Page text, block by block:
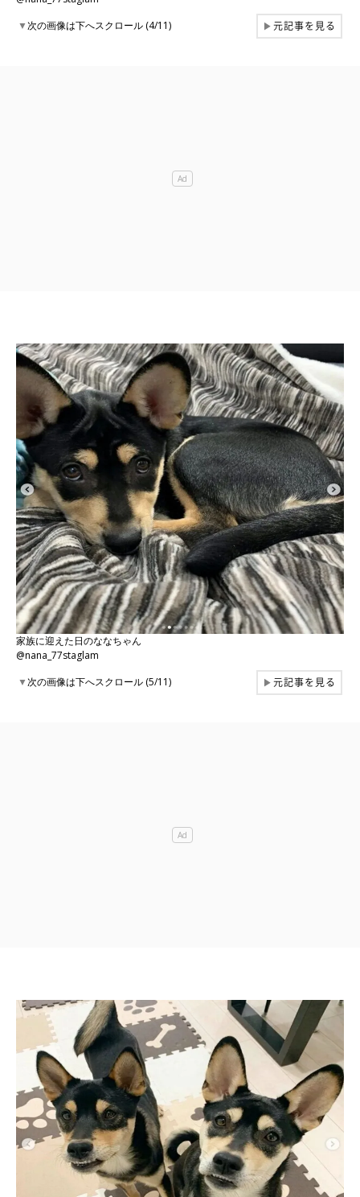
▼次の画像は下へスクロール (4/11) ▶元記事を見る
家族に迎えた日のななちゃん
@nana_77staglam
▼次の画像は下へスクロール (5/11) ▶元記事を見る